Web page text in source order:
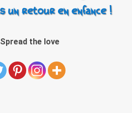
Spread the love